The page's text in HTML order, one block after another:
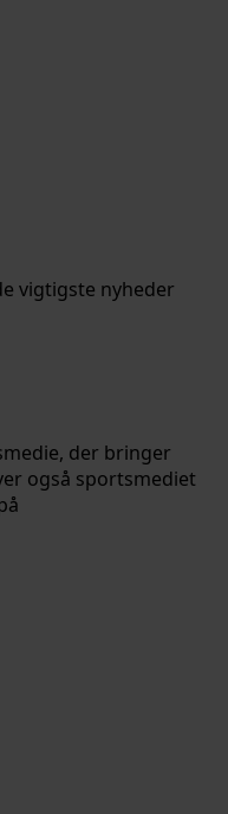
vigtigste nyheder
der bringer
også sportsmediet